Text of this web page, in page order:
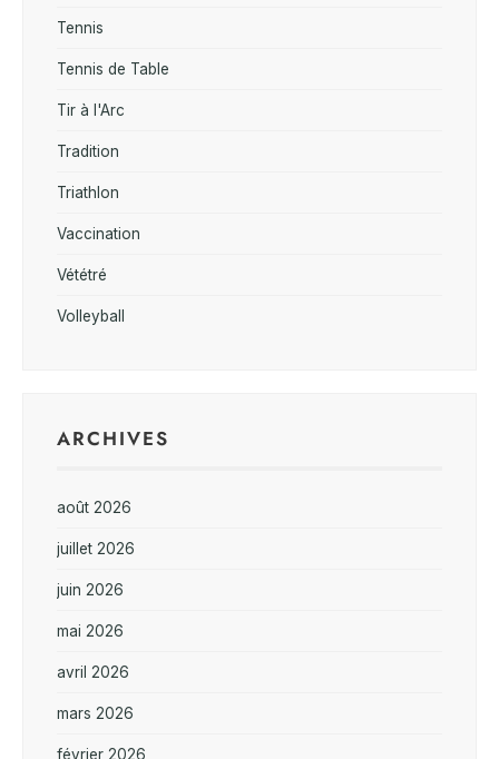
Tennis
Tennis de Table
Tir à l'Arc
Tradition
Triathlon
Vaccination
Vététré
Volleyball
ARCHIVES
août 2026
juillet 2026
juin 2026
mai 2026
avril 2026
mars 2026
février 2026